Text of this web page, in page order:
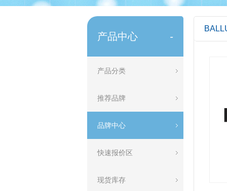
产品中心 -
产品分类
推荐品牌
品牌中心
快速报价区
现货库存